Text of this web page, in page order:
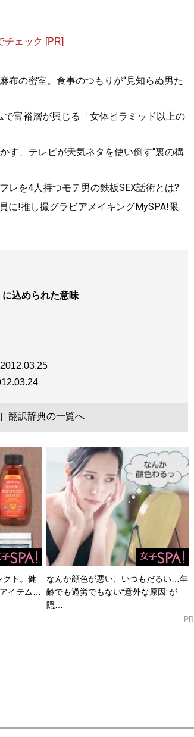
チェック [PR]
布の密室。食事のつもりが“見知らぬ男た
富裕層が興じる「女体ピラミッド以上の
す、テレビが天気ネタを使い倒す“裏の構
を4人持つモテ男の鉄板SEX話術とは?
に!推し撮グラビアメイキングMySPA!限
込められた意味
2012.03.25
翻訳辞典の一覧へ
クト。健
イテム…
なんか顔色が悪い、いつもだるい…年
齢でも過労でもない“意外な原因”が
隠…
PR